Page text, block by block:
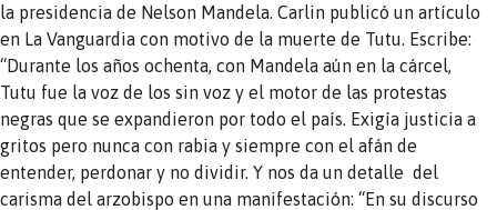
la presidencia de Nelson Mandela. Carlin publicó un artículo
en La Vanguardia con motivo de la muerte de Tutu. Escribe:
“Durante los años ochenta, con Mandela aún en la cárcel,
Tutu fue la voz de los sin voz y el motor de las protestas
negras que se expandieron por todo el país. Exigía justicia a
gritos pero nunca con rabia y siempre con el afán de
entender, perdonar y no dividir. Y nos da un detalle del
carisma del arzobispo en una manifestación: “En su discurso